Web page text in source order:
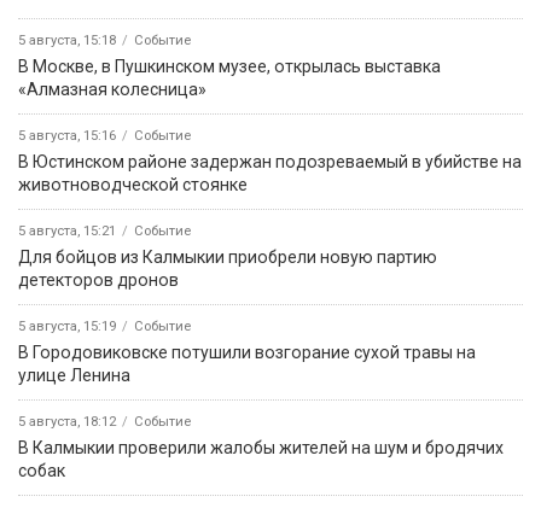
5 августа, 15:18 Событие
В Москве, в Пушкинском музее, открылась выставка
«Алмазная колесница»
5 августа, 15:16 Событие
В Юстинском районе задержан подозреваемый в убийстве на
животноводческой стоянке
5 августа, 15:21 Событие
Для бойцов из Калмыкии приобрели новую партию
детекторов дронов
5 августа, 15:19 Событие
В Городовиковске потушили возгорание сухой травы на
улице Ленина
5 августа, 18:12 Событие
В Калмыкии проверили жалобы жителей на шум и бродячих
собак